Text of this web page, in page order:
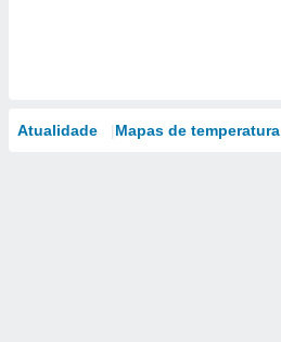
Atualidade Mapas de temperatura